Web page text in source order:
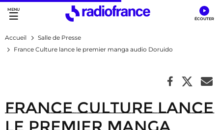
Accès direct :
Menu principal
Contenu
Accueil
Salle de Presse
France Culture lance le premier manga audio Doruido
France Culture lance